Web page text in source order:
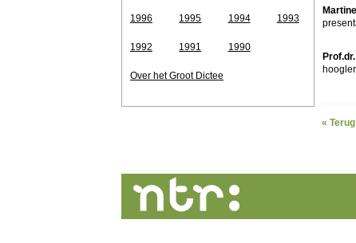
1996 1995 1994 1993
1992 1991 1990
Over het Groot Dictee
«